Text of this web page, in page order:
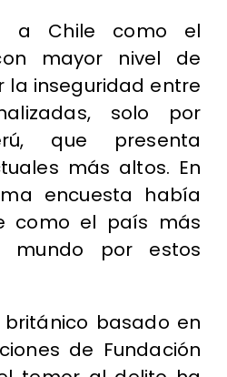
a Chile como el
mayor nivel de
la inseguridad entre
solo por
que presenta
más altos. En
encuesta había
como el país más
mundo por estos
británico basado en
de Fundación